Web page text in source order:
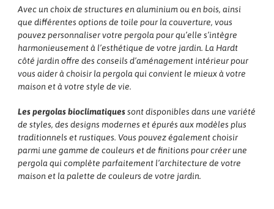
Avec un choix de structures en aluminium ou en bois, ainsi
que différentes options de toile pour la couverture, vous
pouvez personnaliser votre pergola pour qu’elle s’intègre
harmonieusement à l’esthétique de votre jardin. La Hardt
côté jardin offre des conseils d’aménagement intérieur pour
vous aider à choisir la pergola qui convient le mieux à votre
maison et à votre style de vie.
Les pergolas bioclimatiquessont disponibles dans une variété
de styles, des designs modernes et épurés aux modèles plus
traditionnels et rustiques. Vous pouvez également choisir
parmi une gamme de couleurs et de finitions pour créer une
pergola qui complète parfaitement l’architecture de votre
maison et la palette de couleurs de votre jardin.